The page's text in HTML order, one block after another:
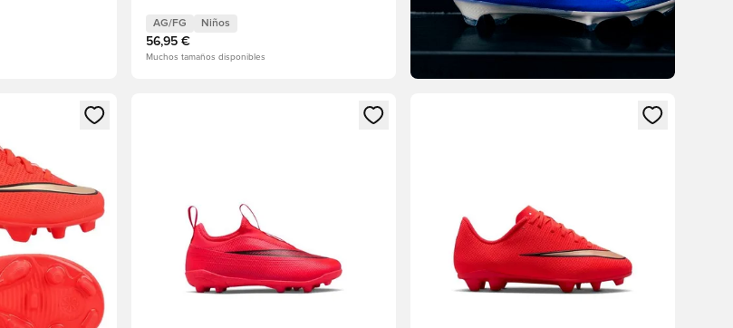
AG/FG Niños
56,95 €
Muchos tamaños disponibles
sesión o registrarse como miembroAbre un modal para iniciar sesión o registrarse como miembroAbre un modal para iniciar sesión o registrarse